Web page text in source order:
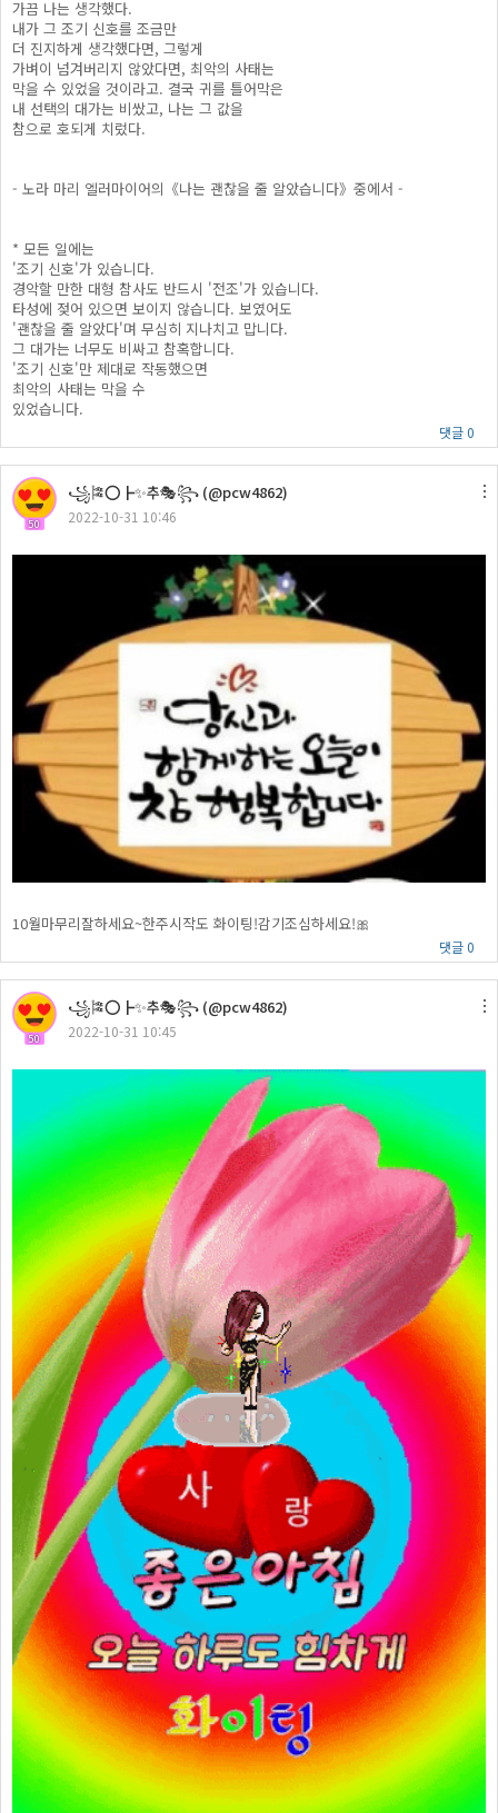
가끔 나는 생각했다.
내가 그 조기 신호를 조금만
더 진지하게 생각했다면, 그렇게
가벼이 넘겨버리지 않았다면, 최악의 사태는
막을 수 있었을 것이라고. 결국 귀를 틀어막은
내 선택의 대가는 비쌌고, 나는 그 값을
참으로 호되게 치렀다.
- 노라 마리 엘러마이어의《나는 괜찮을 줄 알았습니다》중에서 -
* 모든 일에는
'조기 신호'가 있습니다.
경악할 만한 대형 참사도 반드시 '전조'가 있습니다.
타성에 젖어 있으면 보이지 않습니다. 보였어도
'괜찮을 줄 알았다'며 무심히 지나치고 맙니다.
그 대가는 너무도 비싸고 참혹합니다.
'조기 신호'만 제대로 작동했으면
최악의 사태는 막을 수
있었습니다.
댓글 0
50
꧁🎏⭕┣✨추🎭꧂ (@pcw4862)
2022-10-31 10:46
10월마무리잘하세요~한주시작도 화이팅!감기조심하세요!🎀
댓글 0
50
꧁🎏⭕┣✨추🎭꧂ (@pcw4862)
2022-10-31 10:45